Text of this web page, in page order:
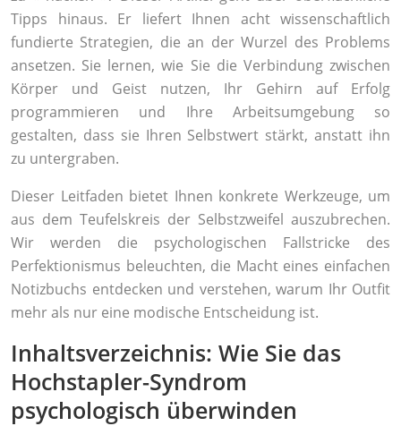
Tipps hinaus. Er liefert Ihnen acht wissenschaftlich
fundierte Strategien, die an der Wurzel des Problems
ansetzen. Sie lernen, wie Sie die Verbindung zwischen
Körper und Geist nutzen, Ihr Gehirn auf Erfolg
programmieren und Ihre Arbeitsumgebung so
gestalten, dass sie Ihren Selbstwert stärkt, anstatt ihn
zu untergraben.
Dieser Leitfaden bietet Ihnen konkrete Werkzeuge, um
aus dem Teufelskreis der Selbstzweifel auszubrechen.
Wir werden die psychologischen Fallstricke des
Perfektionismus beleuchten, die Macht eines einfachen
Notizbuchs entdecken und verstehen, warum Ihr Outfit
mehr als nur eine modische Entscheidung ist.
Inhaltsverzeichnis: Wie Sie das
Hochstapler-Syndrom
psychologisch überwinden